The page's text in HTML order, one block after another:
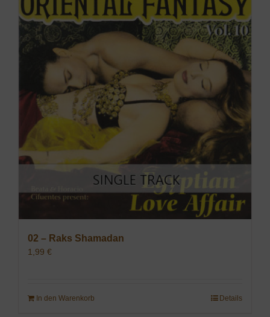
02 – Raks Shamadan
1,99 €
In den Warenkorb Details